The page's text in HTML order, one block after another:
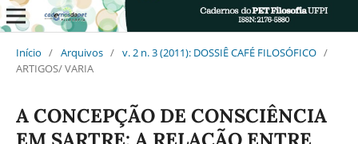
Início / Arquivos / v. 2 n. 3 (2011): DOSSIÊ CAFÉ FILOSÓFICO /
ARTIGOS/ VARIA
A CONCEPÇÃO DE CONSCIÊNCIA